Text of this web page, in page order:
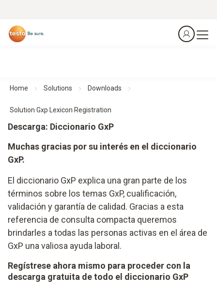
Home Solutions Downloads
Solution Gxp Lexicon Registration
Descarga: Diccionario GxP
Muchas gracias por su interés en el diccionario
GxP.
El diccionario GxP explica una gran parte de los
términos sobre los temas GxP, cualificación,
validación y garantía de calidad. Gracias a esta
referencia de consulta compacta queremos
brindarles a todas las personas activas en el área de
GxP una valiosa ayuda laboral.
Regístrese ahora mismo para proceder con la
descarga gratuita de todo el diccionario GxP